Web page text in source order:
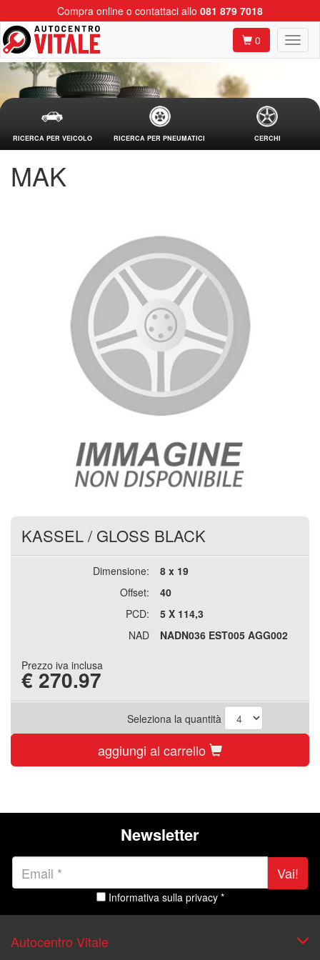
Compra online o contattaci allo 081 879 7018
0
RICERCA PER VEICOLO RICERCA PER PNEUMATICI CERCHI
MAK
KASSEL/ GLOSS BLACK
Dimensione:
8 x 19
Offset:
40
PCD:
5 X 114,3
NAD
NADN036 EST005 AGG002
Prezzo iva inclusa
€ 270.97
Seleziona la quantità
aggiungi al carrello
Newsletter
Vai!
Informativa sulla privacy *
Autocentro Vitale